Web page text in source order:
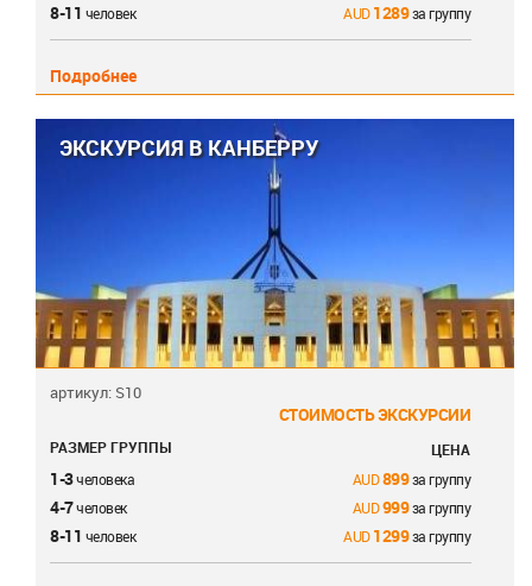
8-11 человек 1289за группу
Подробнее
ЭКСКУРСИЯ В КАНБЕРРУ
артикул: S10
СТОИМОСТЬ ЭКСКУРСИИ
РАЗМЕР ГРУППЫ ЦЕНА
1-3человека 899за группу
4-7человек 999за группу
8-11 человек 1299за группу